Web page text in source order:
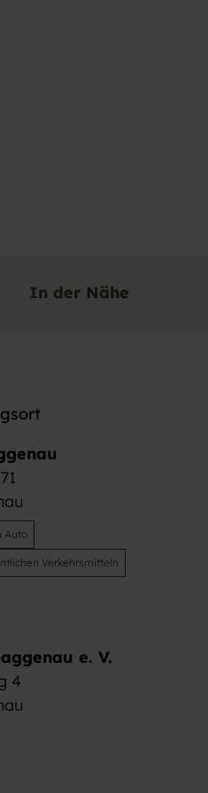
In der Nähe
Auto
Verkehrsmitteln
e. V.
4